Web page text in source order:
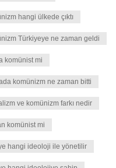
hangi ülkede çıktı
Türkiyeye ne zaman geldi
komünist mi
komünizm ne zaman bitti
ve komünizm farkı nedir
komünist mi
hangi ideoloji ile yönetilir